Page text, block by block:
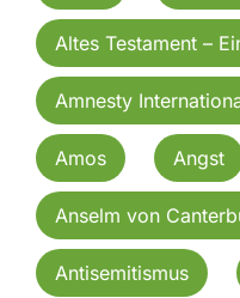
Altes Testament –
Amnesty
Amos Angst
Anselm von
Antisemitismus